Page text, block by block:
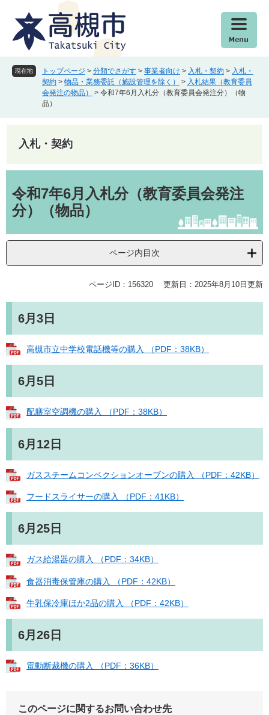
現在地 トップページ > 分類でさがす > 事業者向け > 入札・契約 > 入札・
契約 > 物品・業務委託（施設管理を除く） > 入札結果（教育委員
会発注の物品）
> 令和7年6月入札分（教育委員会発注分）（物
品）
入札・契約
令和7年6月入札分（教育委員会発注
分）（物品）
ページ内目次
ページID：156320 更新日：2025年8月10日更新
6月3日
高槻市立中学校電話機等の購入 （PDF：38KB）
6月5日
配膳室空調機の購入 （PDF：38KB）
6月12日
ガススチームコンベクションオーブンの購入 （PDF：42KB）
フードスライサーの購入 （PDF：41KB）
6月25日
ガス給湯器の購入 （PDF：34KB）
食器消毒保管庫の購入 （PDF：42KB）
牛乳保冷庫ほか2品の購入 （PDF：42KB）
6月26日
電動断裁機の購入 （PDF：36KB）
このページに関するお問い合わせ先